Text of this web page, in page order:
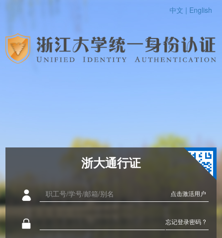
中文 | English
浙大通行证
点击激活用户
忘记登录密码 ?